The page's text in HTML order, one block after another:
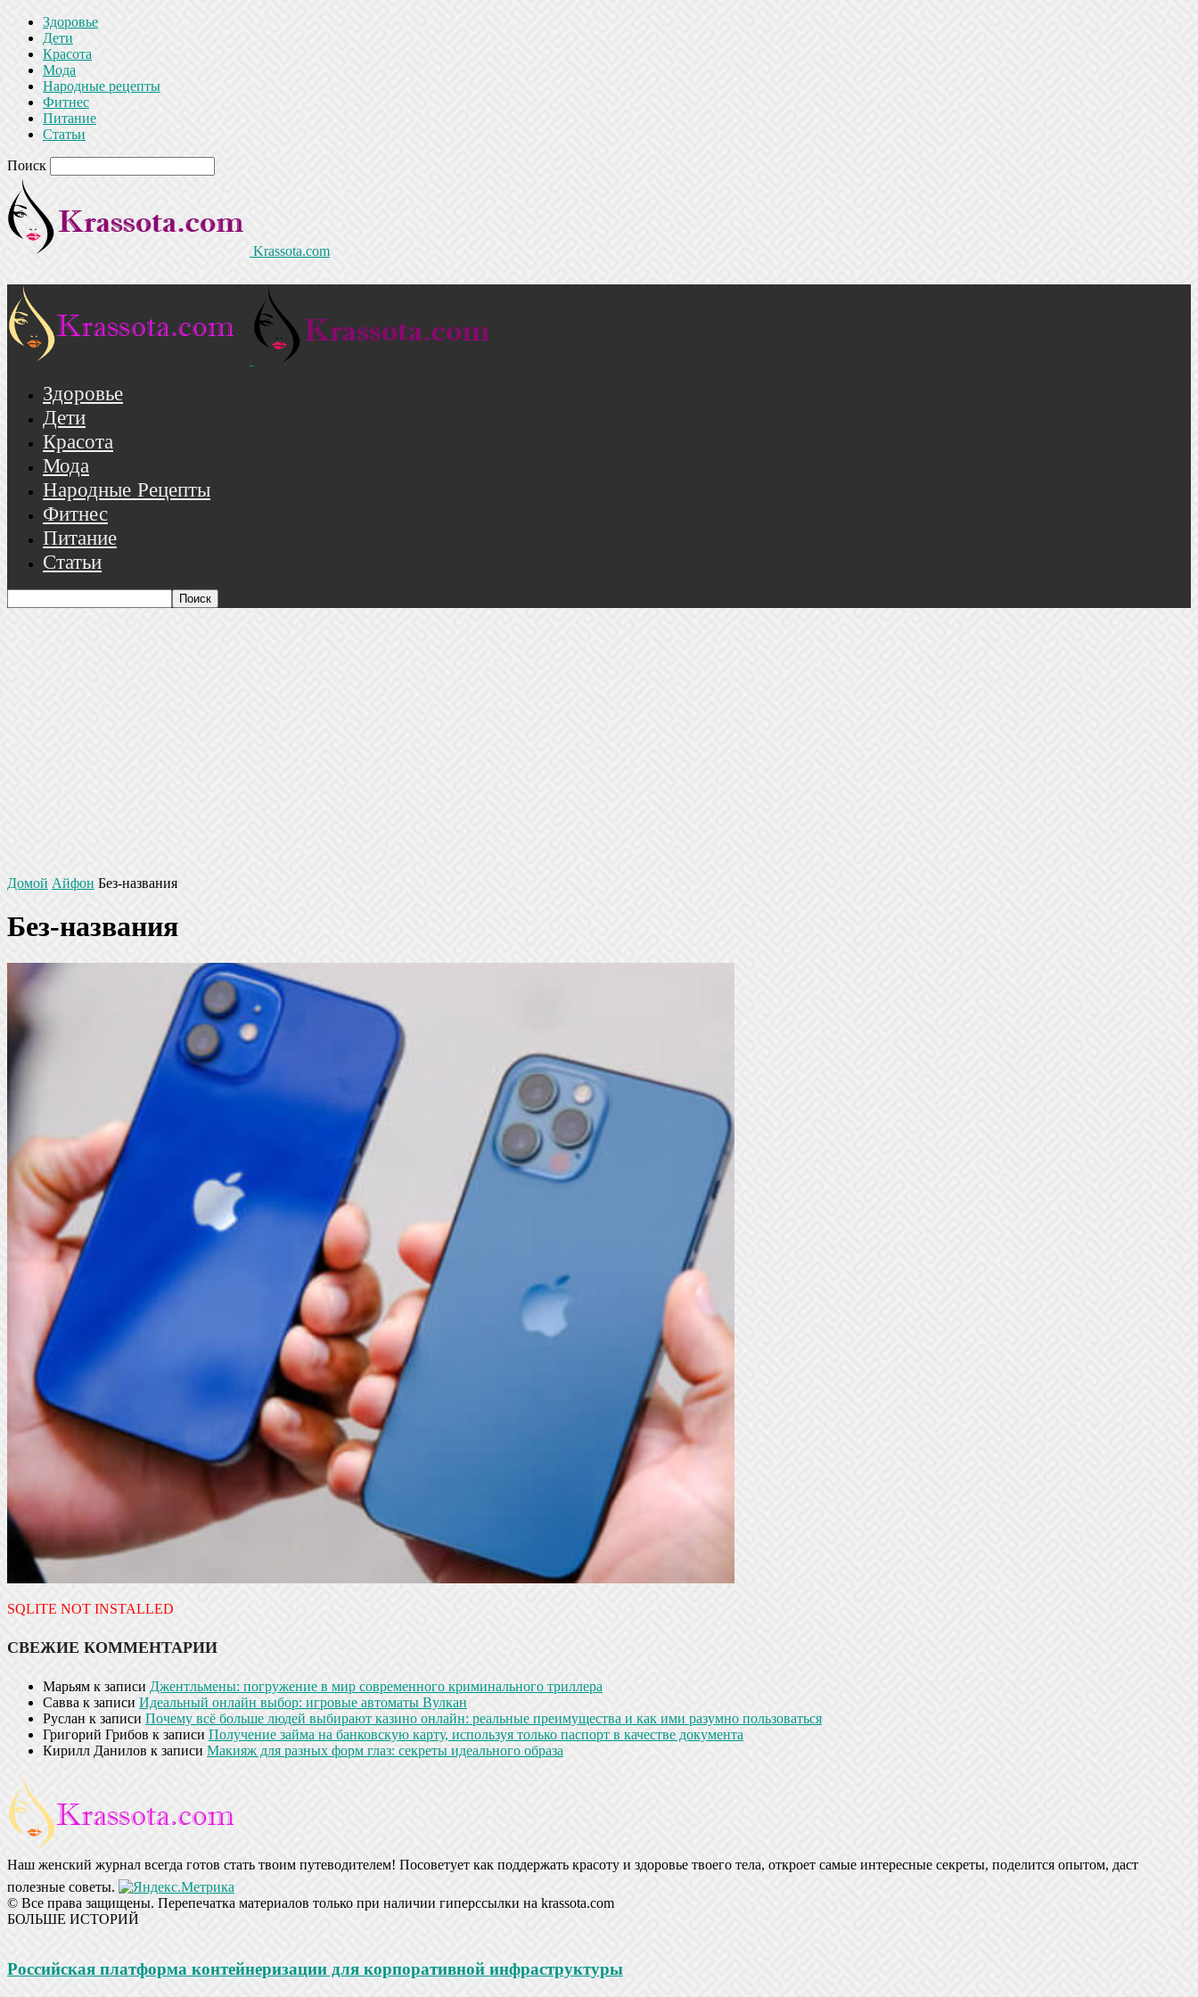
Здоровье
Дети
Красота
Мода
Народные рецепты
Фитнес
Питание
Статьи
Поиск
Krassota.com
Здоровье
Дети
Красота
Мода
Народные Рецепты
Фитнес
Питание
Статьи
Домой Айфон Без-названия
Без-названия
SQLITE NOT INSTALLED
СВЕЖИЕ КОММЕНТАРИИ
Марьям к записи Джентльмены: погружение в мир современного криминального триллера
Савва к записи Идеальный онлайн выбор: игровые автоматы Вулкан
Руслан к записи Почему всё больше людей выбирают казино онлайн: реальные преимущества и как ими разумно пользоваться
Григорий Грибов к записи Получение займа на банковскую карту, используя только паспорт в качестве документа
Кирилл Данилов к записи Макияж для разных форм глаз: секреты идеального образа
Наш женский журнал всегда готов стать твоим путеводителем! Посоветует как поддержать красоту и здоровье твоего тела, откроет самые интересные секреты, поделится опытом, даст
полезные советы.
© Все права защищены. Перепечатка материалов только при наличии гиперссылки на krassota.com
БОЛЬШЕ ИСТОРИЙ
Российская платформа контейнеризации для корпоративной инфраструктуры